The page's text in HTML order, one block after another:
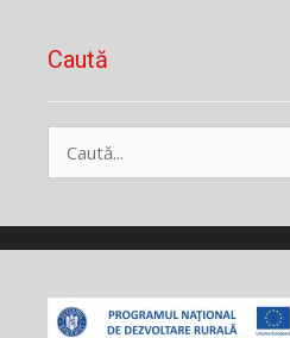
Caută
după: